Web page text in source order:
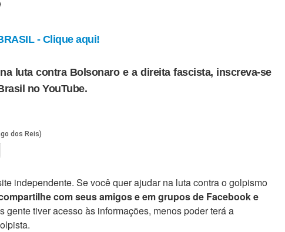
- Clique aqui!
luta contra Bolsonaro e a direita fascista, inscreva-se
no YouTube.
independente. Se você quer ajudar na luta contra o golpismo
com seus amigos e em grupos de Facebook e
gente tiver acesso às informações, menos poder terá a